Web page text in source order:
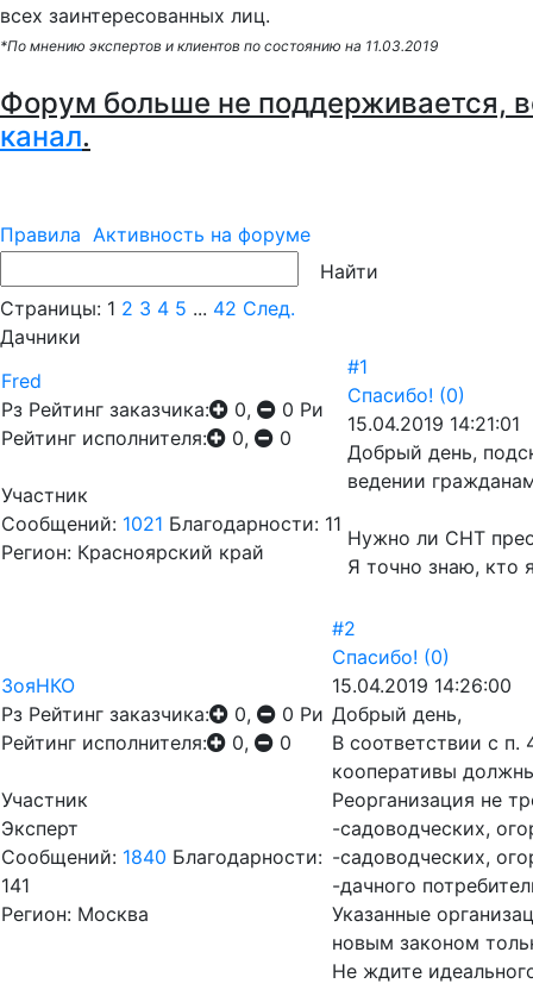
всех заинтересованных лиц.
*По мнению экспертов и клиентов по состоянию на 11.03.2019
Форум больше не поддерживается,
канал.
Правила Активность на форуме
Страницы: 1 2 3 4 5 ... 42 След.
Дачники
Fred
Рз Рейтинг заказчика: 0, 0 Ри
Рейтинг исполнителя:
0, 0
Участник
Сообщений: 1021 Благодарности: 11
Регион: Красноярский край
#1
Спасибо! (0)
15.04.2019 14:21:01
Добрый день,
ведении
Нужно ли СНТ
Я точно знаю, кто
ЗояНКО
Рз Рейтинг заказчика: 0, 0 Ри
Рейтинг исполнителя:
0, 0
Участник
Эксперт
Сообщений: 1840 Благодарности:
141
Регион: Москва
#2
Спасибо! (0)
15.04.2019 14:26:00
Добрый день,
В соответствии с п.
кооперативы
Реорганизация не
-садоводческих,
-садоводческих,
-дачного
Указанные
новым законом
Не ждите